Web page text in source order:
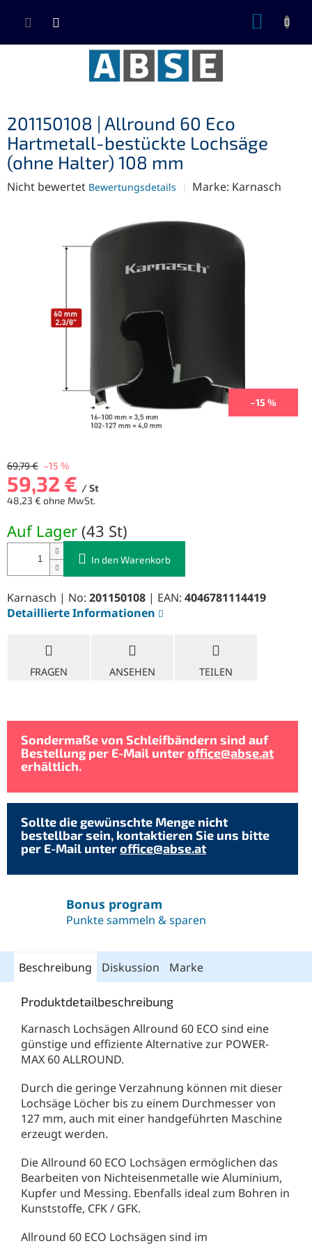
Inhalt
201150108 | Allround 60 Eco
Hartmetall-bestückte Lochsäge
(ohne Halter) 108 mm
Die
Nicht bewertet Bewertungsdetails Marke: Karnasch
–15 %
69,79 € –15 %
59,32 € / St
48,23 € ohne MwSt.
Auf Lager (43 St)
In den Warenkorb
Karnasch | No: 201150108 | EAN: 4046781114419
Detaillierte Informationen
FRAGEN ANSEHEN TEILEN
Sondermaße von Schleifbändern sind auf
Bestellung per E-Mail unteroffice@abse.at
erhältlich.
Sollte die gewünschte Menge nicht
bestellbar sein, kontaktieren Sie uns bitte
per E-Mail unteroffice@abse.at
Bonus program
Punkte sammeln & sparen
Beschreibung Diskussion Marke
Produktdetailbeschreibung
Karnasch Lochsägen Allround 60 ECO sind eine
günstige und effiziente Alternative zur POWER-
MAX 60 ALLROUND.
Durch die geringe Verzahnung können mit dieser
Lochsäge Löcher bis zu einem Durchmesser von
127 mm, auch mit einer handgeführten Maschine
erzeugt werden.
Die Allround 60 ECO Lochsägen ermöglichen das
Bearbeiten von Nichteisenmetalle wie Aluminium,
Kupfer und Messing. Ebenfalls ideal zum Bohren in
Kunststoffe, CFK / GFK.
Allround 60 ECO Lochsägen sind im